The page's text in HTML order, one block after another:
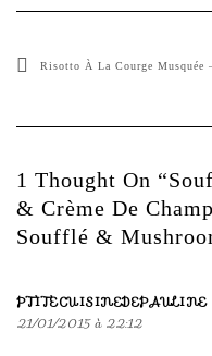
Risotto À La Courge Musquée
1 Thought On
& Crème De
Soufflé &
PTITECUISINEDEPAULINE
21/01/2015 à 22:12